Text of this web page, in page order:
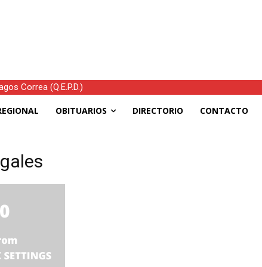
Correa (Q.E.P.D.)
OBITUARIOS DIRECTORIO CONTACTO